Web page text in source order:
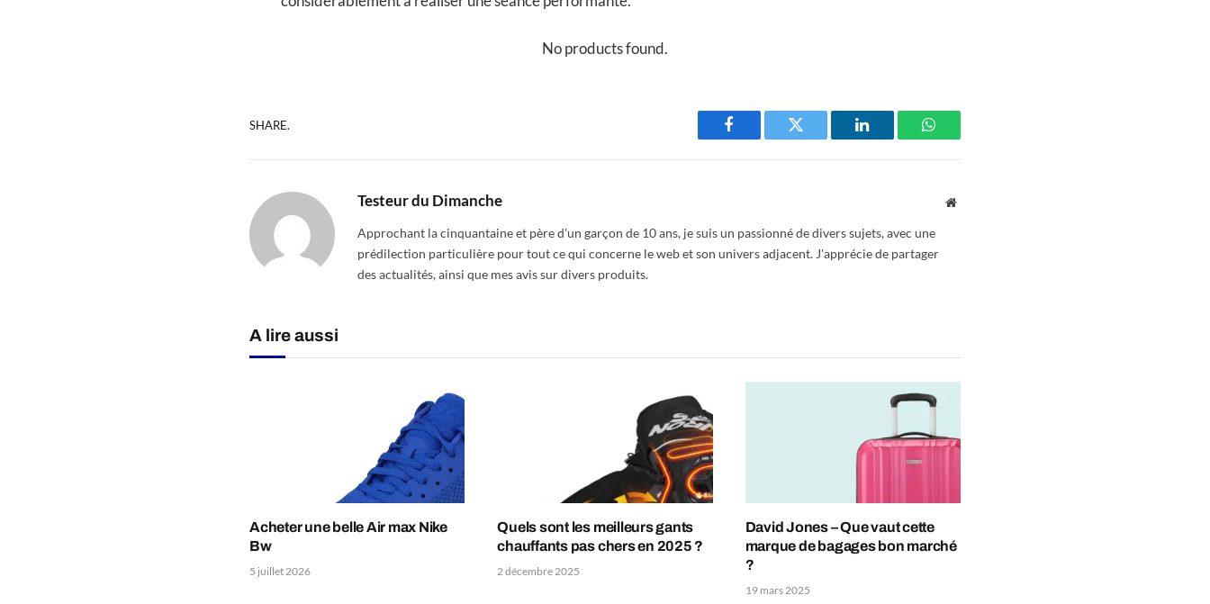
No products found.
SHARE.
Facebook Twitter LinkedIn WhatsApp
Testeur du Dimanche Website
Approchant la cinquantaine et père d'un garçon de 10 ans, je suis un passionné de divers sujets, avec une
prédilection particulière pour tout ce qui concerne le web et son univers adjacent. J'apprécie de partager
des actualités, ainsi que mes avis sur divers produits.
A lire aussi
Acheter une belle Air max Nike
Bw
5 juillet 2026
Quels sont les meilleurs gants
chauffants pas chers en 2025 ?
2 décembre 2025
David Jones – Que vaut cette
marque de bagages bon marché
?
19 mars 2025